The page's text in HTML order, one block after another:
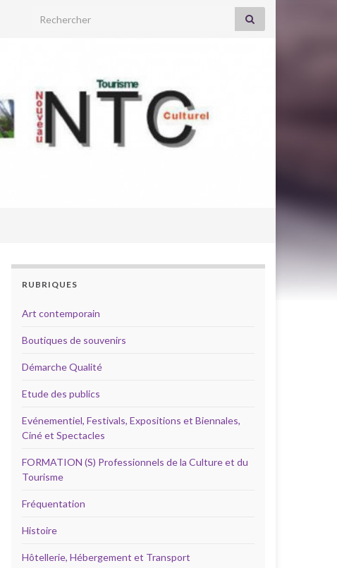
Search for:
RUBRIQUES
Art contemporain
Boutiques de souvenirs
Démarche Qualité
Etude des publics
Evénementiel, Festivals, Expositions et Biennales,
Ciné et Spectacles
FORMATION (S) Professionnels de la Culture et du
Tourisme
Fréquentation
Histoire
Hôtellerie, Hébergement et Transport